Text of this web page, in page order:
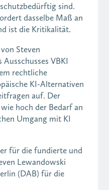
sind.
dasselbe Maß an
ist die Kritikalität.
Steven
VBKI
rechtliche
KI-Alternativen
auf. Der
hoch der Bedarf an
Umgang mit KI
für die fundierte und
Lewandowski
(DAB) für die